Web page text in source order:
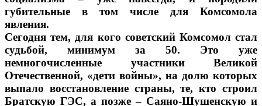
губительные в том числе для Комсомола
явления.
Сегодня тем, для кого советский Комсомол стал
судьбой, минимум за 50. Это уже
немногочисленные участники Великой
Отечественной, «дети войны», на долю которых
выпало восстановление страны, те, кто строил
Братскую ГЭС, а позже – Саяно-Шушенскую и